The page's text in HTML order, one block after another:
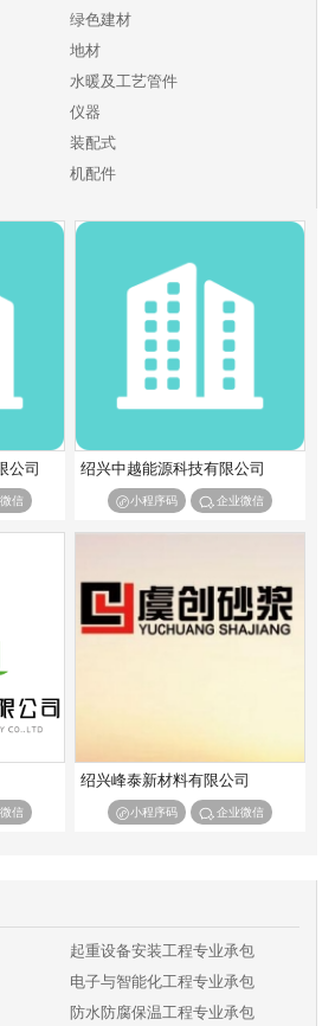
绿色建材
地材
水暖及工艺管件
仪器
装配式
机配件
公司
信
绍兴中越能源科技有限公司
小程序码 企业微信
信
绍兴峰泰新材料有限公司
小程序码 企业微信
起重设备安装工程专业承包
电子与智能化工程专业承包
防水防腐保温工程专业承包